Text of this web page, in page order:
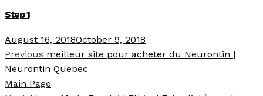
Step 1
August 16, 2018October 9, 2018
Previous meilleur site pour acheter du Neurontin |
Neurontin Quebec
Main Page